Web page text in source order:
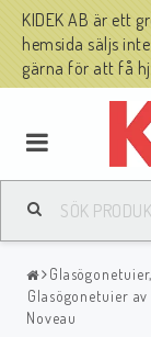
KIDEK AB är ett
hemsida säljs
gärna för att få
Glasögonetuier
Noveau